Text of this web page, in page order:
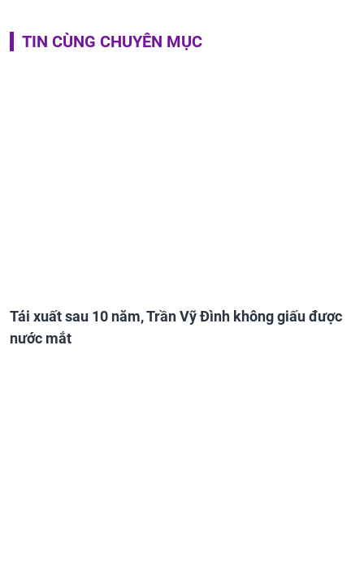
TIN CÙNG CHUYÊN MỤC
Tái xuất sau 10 năm, Trần Vỹ Đình không giấu được
nước mắt